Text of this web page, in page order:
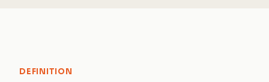
DEFINITION